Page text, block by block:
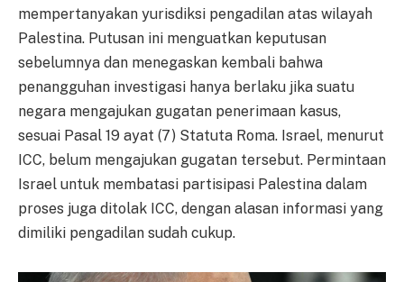
mempertanyakan yurisdiksi pengadilan atas wilayah
Palestina. Putusan ini menguatkan keputusan
sebelumnya dan menegaskan kembali bahwa
penangguhan investigasi hanya berlaku jika suatu
negara mengajukan gugatan penerimaan kasus,
sesuai Pasal 19 ayat (7) Statuta Roma. Israel, menurut
ICC, belum mengajukan gugatan tersebut. Permintaan
Israel untuk membatasi partisipasi Palestina dalam
proses juga ditolak ICC, dengan alasan informasi yang
dimiliki pengadilan sudah cukup.